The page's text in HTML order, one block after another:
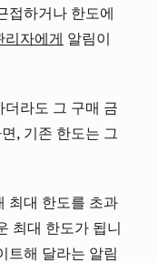
접하거나 한도에
리자에게 알림이
라도 그 구매 금
, 기존 한도는 그
최대 한도를 초과
최대 한도가 됩니
트해 달라는 알림